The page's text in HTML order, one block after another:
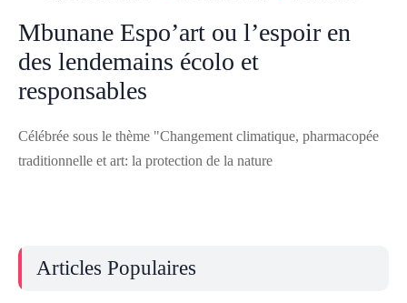
Mbunane Espo’art ou l’espoir en
des lendemains écolo et
responsables
Célébrée sous le thème "Changement climatique, pharmacopée
traditionnelle et art: la protection de la nature
Articles Populaires